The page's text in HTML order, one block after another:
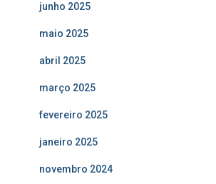
junho 2025
maio 2025
abril 2025
março 2025
fevereiro 2025
janeiro 2025
novembro 2024